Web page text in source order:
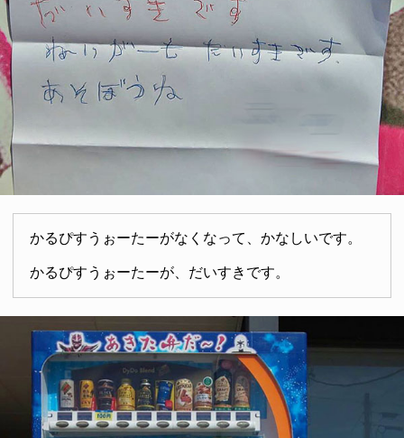
かるぴすうぉーたーがなくなって、かなしいです。
かるぴすうぉーたーが、だいすきです。